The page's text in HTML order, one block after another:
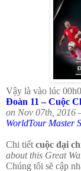
Vậy là vào lúc
Đoàn 11 – Cuộc
on Nov 07th, 2016
WorldTour Master
Chi tiết cuộc đại
about this Great
Chúng tôi sẽ cập